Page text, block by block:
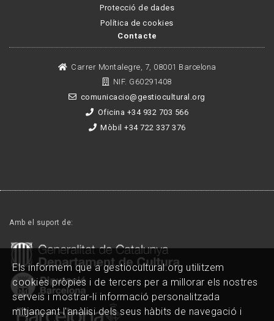
Protecció de dades
Política de cookies
Contacte
Carrer Montalegre, 7, 08001 Barcelona
NIF. G60291408
comunicacio@gestiocultural.org
Oficina +34 932 703 566
Mòbil +34 722 337 376
Amb el suport de:
Els informem que a gestiocultural.org utilitzem
cookies pròpies i de tercers per a millorar els nostres
serveis i mostrar-li informació personalitzada
mitjançant l'anàlisi dels seus hàbits de navegació i